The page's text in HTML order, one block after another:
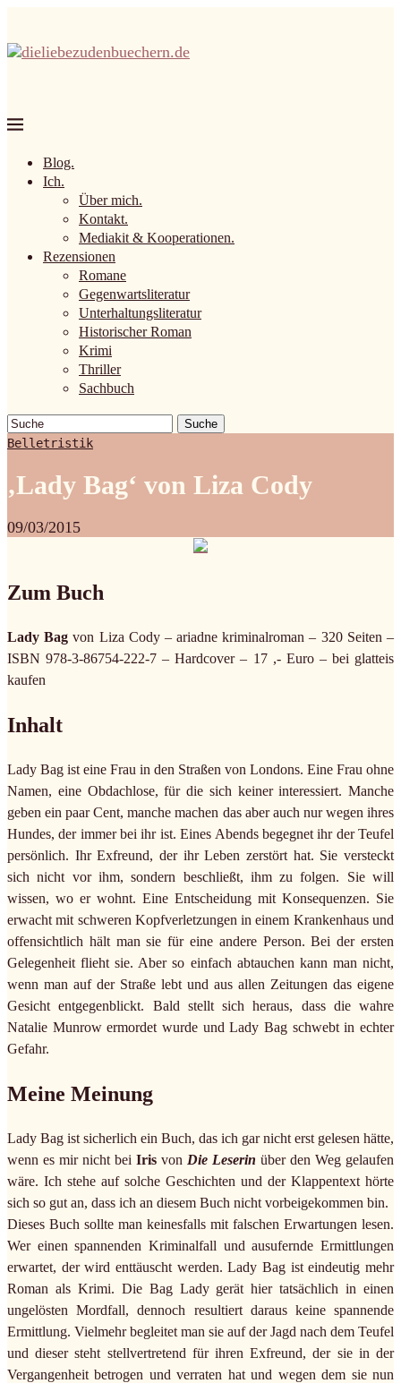
Blog.
Ich.
Über mich.
Kontakt.
Mediakit & Kooperationen.
Rezensionen
Romane
Gegenwartsliteratur
Unterhaltungsliteratur
Historischer Roman
Krimi
Thriller
Sachbuch
Suche
Belletristik
‚Lady Bag‘ von Liza Cody
09/03/2015
Zum Buch
Lady Bag von Liza Cody – ariadne kriminalroman – 320 Seiten –
ISBN 978-3-86754-222-7 – Hardcover – 17 ,- Euro – bei glatteis
kaufen
Inhalt
Lady Bag ist eine Frau in den Straßen von Londons. Eine Frau ohne
Namen, eine Obdachlose, für die sich keiner interessiert. Manche
geben ein paar Cent, manche machen das aber auch nur wegen ihres
Hundes, der immer bei ihr ist. Eines Abends begegnet ihr der Teufel
persönlich. Ihr Exfreund, der ihr Leben zerstört hat. Sie versteckt
sich nicht vor ihm, sondern beschließt, ihm zu folgen. Sie will
wissen, wo er wohnt. Eine Entscheidung mit Konsequenzen. Sie
erwacht mit schweren Kopfverletzungen in einem Krankenhaus und
offensichtlich hält man sie für eine andere Person. Bei der ersten
Gelegenheit flieht sie. Aber so einfach abtauchen kann man nicht,
wenn man auf der Straße lebt und aus allen Zeitungen das eigene
Gesicht entgegenblickt. Bald stellt sich heraus, dass die wahre
Natalie Munrow ermordet wurde und Lady Bag schwebt in echter
Gefahr.
Meine Meinung
Lady Bag ist sicherlich ein Buch, das ich gar nicht erst gelesen hätte,
wenn es mir nicht bei Iris von Die Leserin über den Weg gelaufen
wäre. Ich stehe auf solche Geschichten und der Klappentext hörte
sich so gut an, dass ich an diesem Buch nicht vorbeigekommen bin.
Dieses Buch sollte man keinesfalls mit falschen Erwartungen lesen.
Wer einen spannenden Kriminalfall und ausufernde Ermittlungen
erwartet, der wird enttäuscht werden. Lady Bag ist eindeutig mehr
Roman als Krimi. Die Bag Lady gerät hier tatsächlich in einen
ungelösten Mordfall, dennoch resultiert daraus keine spannende
Ermittlung. Vielmehr begleitet man sie auf der Jagd nach dem Teufel
und dieser steht stellvertretend für ihren Exfreund, der sie in der
Vergangenheit betrogen und verraten hat und wegen dem sie nun